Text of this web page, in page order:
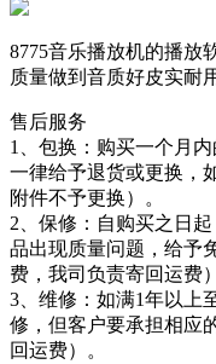
8775音乐播放机的播放
质量做到音质好皮实耐
售后服务
1、包换：购买一个月
一律给予退货或更换，
附件不予更换）。
2、保修：自购买之日
品出现质量问题，给予
费，我司负责寄回运费
3、维修：如满1年以上
修，但客户要承担相应
回运费）。